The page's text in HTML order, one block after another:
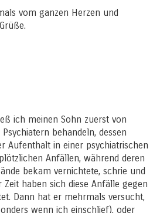
vom ganzen Herzen und
ich meinen Sohn zuerst von
behandeln, dessen
Aufenthalt in einer psychiatrischen
Anfällen, während deren
bekam vernichtete, schrie und
haben sich diese Anfälle gegen
Dann hat er mehrmals versucht,
wenn ich einschlief), oder